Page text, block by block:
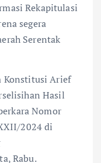
Rekapitulasi
segera
Serentak
Konstitusi Arief
Hasil
Nomor
2024 di
Rabu.